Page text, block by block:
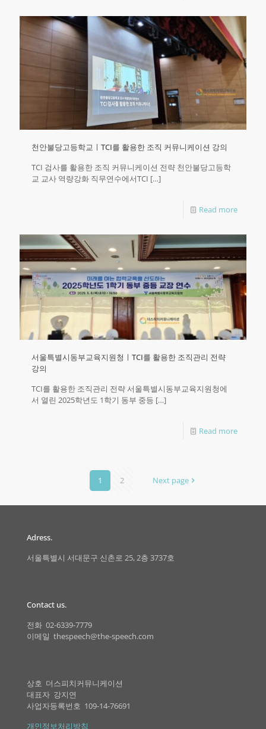
천안불당고등학교ㅣTCI를 활용한 조직 커뮤니케이션 강의
TCI 검사를 활용한 조직 커뮤니케이션 전략 천안불당고등학
교 교사 역량강화 직무연수에서TCI […]
Read more
서울특별시동부교육지원청ㅣTCI를 활용한 조직관리 전략
강의
TCI를 활용한 조직관리 전략 서울특별시동부교육지원청에
서 열린 2025학년도 1학기 동부 중등 […]
Read more
1 2 Next page
Adress.
서울특별시 서대문구 신촌로 25, 2층 3737호
Contact us.
전화 02-6339-7779
이메일 thespeech@the-speech.com
상호 더스피치커뮤니케이션
대표자 강지연
사업자등록번호 109-14-76691
개인정보처리방침